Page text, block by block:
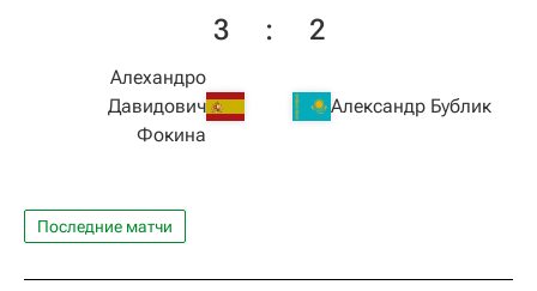
Алехандро
Давидович
Фокина
3 : 2
Александр Бублик
Последние матчи